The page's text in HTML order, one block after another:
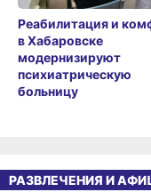
Реабилитация и
в Хабаровске
модернизируют
психиатрическую
больницу
РАЗВЛЕЧЕНИЯ И